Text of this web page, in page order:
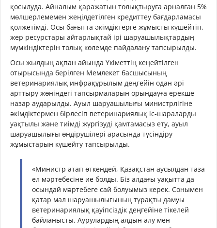
қосылуда. Айналым қаражатын толықтыруға арналған 5%
мөлшерлемемен жеңілдетілген кредиттеу бағдарламасы
қолжетімді. Осы бағытта әкімдіктерге жұмысты күшейтіп,
жер ресурстары айтарлықтай ірі шаруашылықтардың
мүмкіндіктерін толық көлемде пайдалану тапсырылды.
Осы жылдың ақпан айында Үкіметтің кеңейтілген
отырысында берілген Мемлекет басшысының
ветеринариялық инфрақұрылым деңгейін одан әрі
арттыру жөніндегі тапсырмаларын орындауға ерекше
назар аударылды. Ауыл шаруашылығы министрлігіне
әкімдіктермен бірлесіп ветеринариялық іс-шараларды
уақтылы және тиімді жүргізуді қамтамасыз ету, ауыл
шаруашылығы өндірушілері арасында түсіндіру
жұмыстарын күшейту тапсырылды.
«Министр атап өткендей, Қазақстан аусылдан таза
ел мәртебесіне ие болды. Біз алдағы уақытта да
осындай мәртебеге сай болуымыз керек. Сонымен
қатар мал шаруашылығының тұрақты дамуы
ветеринариялық қауіпсіздік деңгейіне тікелей
байланысты. Аурулардың алдын алу мен